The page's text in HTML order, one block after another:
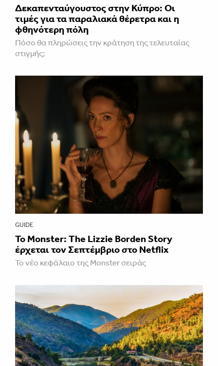
Δεκαπενταύγουστος στην Κύπρο: Οι
τιμές για τα παραλιακά θέρετρα και η
φθηνότερη πόλη
Πόσο θα πληρώσεις την κράτηση της τελευταίας
στιγμής;
GUIDE
Το Monster: The Lizzie Borden Story
έρχεται τον Σεπτέμβριο στο Netflix
Το νέο κεφάλαιο της Monster σειράς